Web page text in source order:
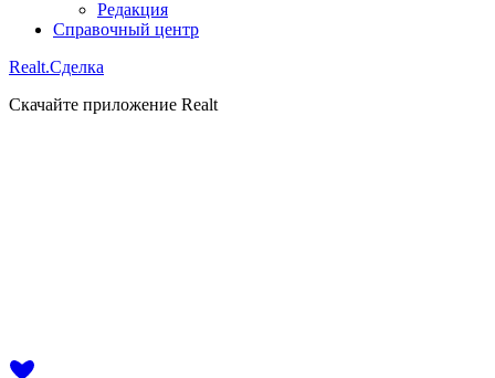
Редакция
Справочный центр
Realt.Сделка
Скачайте приложение Realt